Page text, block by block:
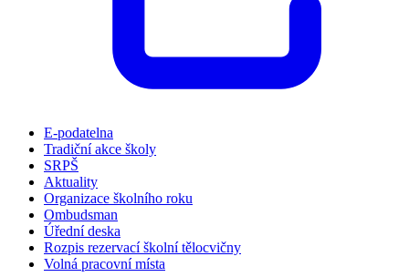
E-podatelna
Tradiční akce školy
SRPŠ
Aktuality
Organizace školního roku
Ombudsman
Úřední deska
Rozpis rezervací školní tělocvičny
Volná pracovní místa